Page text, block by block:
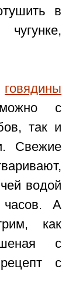
в
говядины
с
так и
Свежие
водой
часов. А
как
с
с